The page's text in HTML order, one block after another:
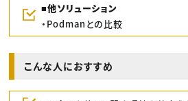
■他ソリューション
・Podmanとの比較
こんな人におすすめ